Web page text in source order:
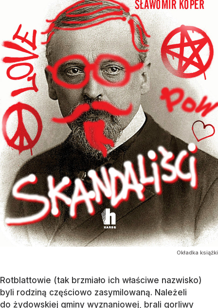
Okładka książki
Rotblattowie (tak brzmiało ich właściwe nazwisko)
byli rodziną częściowo zasymilowaną. Należeli
do żydowskiej gminy wyznaniowej, brali gorliwy